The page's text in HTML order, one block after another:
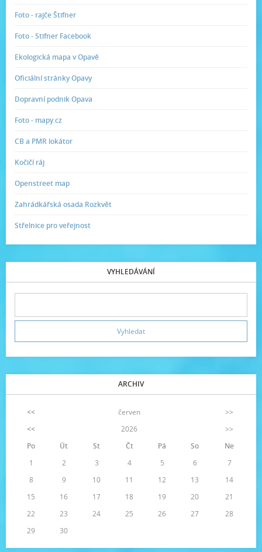
Foto - rajče Štifner
Foto - Stifner Facebook
Ekologická mapa v Opavě
Oficiální stránky Opavy
Dopravní podnik Opava
Foto - mapy.cz
CB a PMR lokátor
Kočičí ráj
Openstreet map
Zahrádkářská osada Rozkvět
Střelnice pro veřejnost
VYHLEDÁVÁNÍ
ARCHIV
<< červen
>>
<<
2026
>>
Po
Út St Čt Pá So
Ne
1
2 3 4 5 6
7
8
9 10 11 12 13
14
15
16 17 18 19 20
21
22
23 24 25 26 27
28
29
30